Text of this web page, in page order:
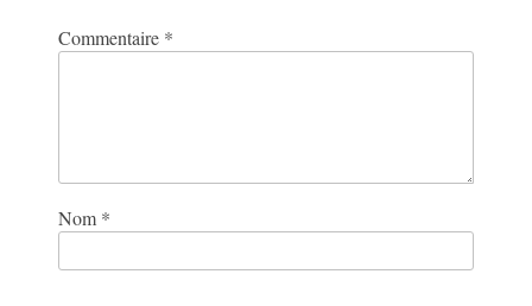
Commentaire *
Nom *